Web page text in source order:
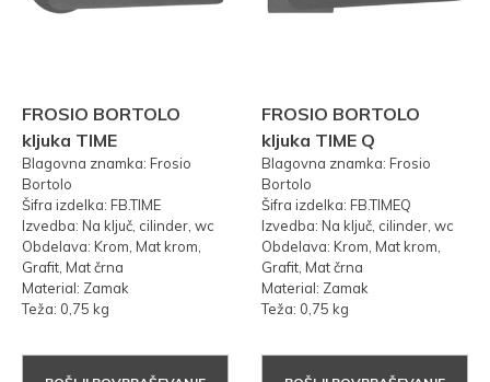
FROSIO BORTOLO
kljuka TIME
Blagovna znamka: Frosio
Bortolo
Šifra izdelka: FB.TIME
Izvedba: Na ključ, cilinder, wc
Obdelava: Krom, Mat krom,
Grafit, Mat črna
Material: Zamak
Teža: 0,75 kg
FROSIO BORTOLO
kljuka TIME Q
Blagovna znamka: Frosio
Bortolo
Šifra izdelka: FB.TIMEQ
Izvedba: Na ključ, cilinder, wc
Obdelava: Krom, Mat krom,
Grafit, Mat črna
Material: Zamak
Teža: 0,75 kg